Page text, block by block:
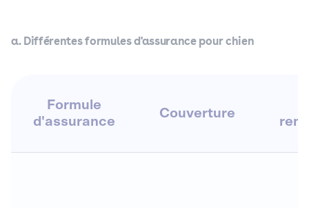
a. Différentes formules d'assurance pour chien
Formule
d'assurance
Couverture